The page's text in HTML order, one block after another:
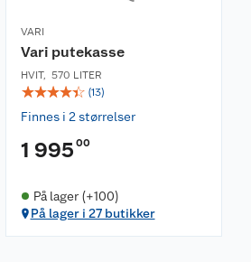
VARI
Vari putekasse
HVIT, 570 LITER
☆☆☆☆☆ (13)
Finnes i 2 størrelser
1 995 00
På lager (+100)
På lager i 27 butikker